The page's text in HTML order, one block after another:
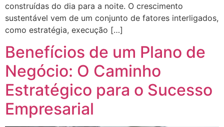
construídas do dia para a noite. O crescimento
sustentável vem de um conjunto de fatores interligados,
como estratégia, execução […]
Benefícios de um Plano de
Negócio: O Caminho
Estratégico para o Sucesso
Empresarial